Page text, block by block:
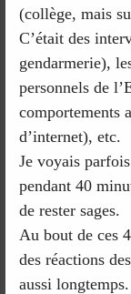
(collège, mais
C’était des
gendarmerie),
personnels de
comportements
d’internet), etc.
Je voyais
pendant 40
de rester sages.
Au bout de ces
des réactions
aussi